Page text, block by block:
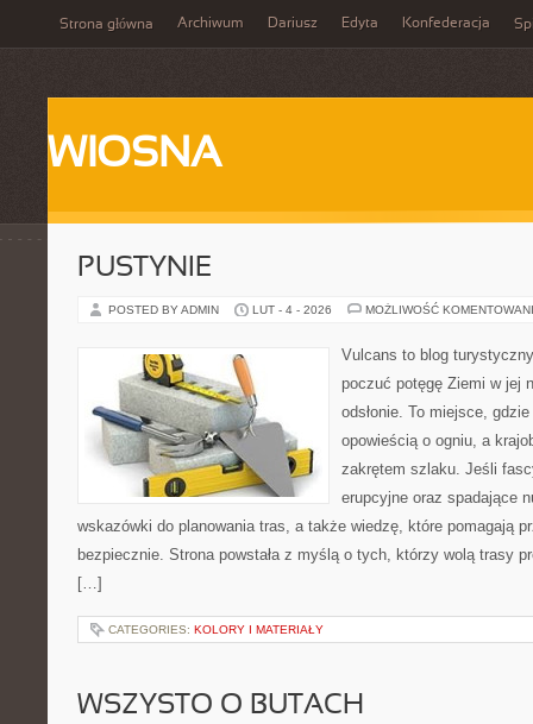
Strona główna Archiwum Dariusz Edyta Konfederacja
WIOSNA
PUSTYNIE
POSTED BY ADMIN LUT - 4 - 2026 MOŻLIWOŚĆ
Vulcans to blog
poczuć potęgę Ziemi w jej
odsłonie. To miejsce,
opowieścią o ogniu, a
zakrętem szlaku. Jeśli
erupcyjne oraz spadające
wskazówki do planowania tras, a także wiedzę, które pomagają
bezpiecznie. Strona powstała z myślą o tych, którzy wolą trasy
[…]
CATEGORIES: KOLORY I MATERIAŁY
WSZYSTO O BUTACH